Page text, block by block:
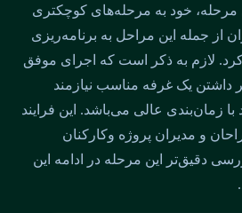
مرحله، خود به مرحله‌های کوچکتری
از جمله این مراحل به برنامه‌ریزی
لازم به ذکر است که اجرای موفق
داشتن یک غرفه مناسب نیازمند
زمان‌بندی عالی می‌باشد. این فرایند
و مدیران پروژه وکارکنان
دقیق‌تر این مرحله در ادامه این